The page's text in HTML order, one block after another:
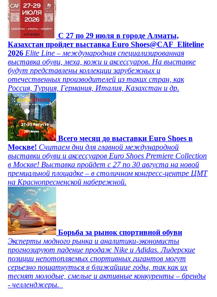
C 27 по 29 июля в городе Алматы,
Казахстан пройдет выставка Euro Shoes@CAF_Eliteline
2026 Elite Line – международная специализированная
выставка обуви, меха, кожи и аксессуаров. На выставке
будут представлены коллекции зарубежных и
отечественных производителей из таких стран, как
Россия, Турция, Германия, Италия, Казахстан и др.
Всего месяц до выставки Euro Shoes в
Москве! Считаем дни для главной международной
выставки обуви и аксессуаров Euro Shoes Premiere Collection
в Москве! Выставка пройдет с 27 по 30 августа на новой
премиальной площадке – в столичном конгресс-центре ЦМТ
на Краснопресненской набережной.
Борьба за рынок спортивной обуви
Эксперты модного рынка и аналитики-экономисты
прогнозируют падение продаж Nike и Adidas. Лидерские
позиции непотопляемых спортивных гигантов могут
серьезно пошатнуться в ближайшие годы, так как их
теснят молодые, смелые и активные конкуренты – бренды
- челленджеры.